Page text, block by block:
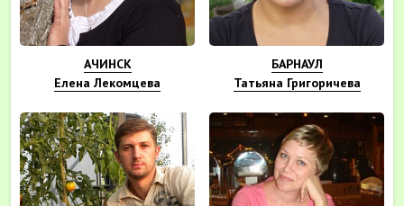
АЧИНСК
Елена Лекомцева
БАРНАУЛ
Татьяна Григоричева